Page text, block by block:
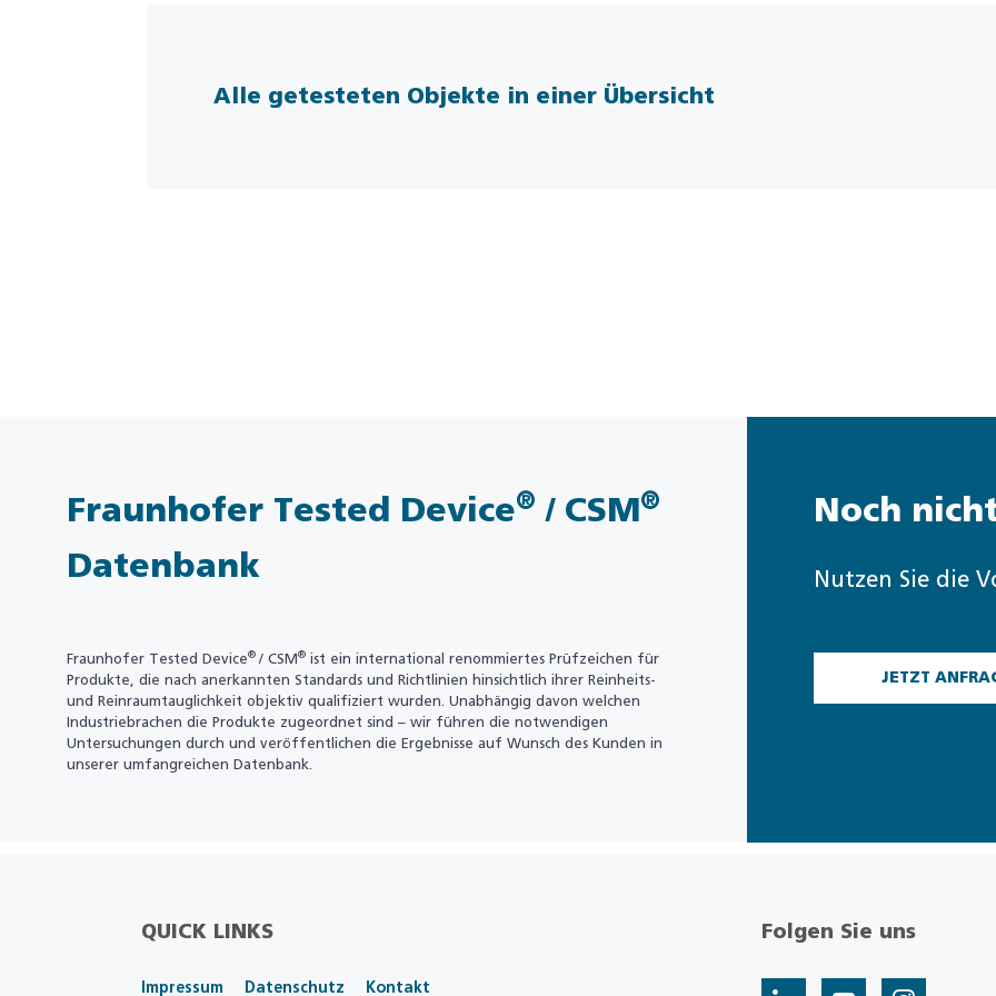
Alle getesteten Objekte in einer Übersicht
Fraunhofer Tested Device® / CSM ®
Datenbank
Fraunhofer Tested Device® / CSM ® ist ein international renommiertes Prüfzeichen für
Produkte, die nach anerkannten Standards und Richtlinien hinsichtlich ihrer Reinheits-
und Reinraumtauglichkeit objektiv qualifiziert wurden. Unabhängig davon welchen
Industriebrachen die Produkte zugeordnet sind – wir führen die notwendigen
Untersuchungen durch und veröffentlichen die Ergebnisse auf Wunsch des Kunden in
unserer umfangreichen Datenbank.
Noch
Nutzen Sie die
JETZT
QUICK LINKS
Impressum Datenschutz Kontakt
Folgen Sie uns